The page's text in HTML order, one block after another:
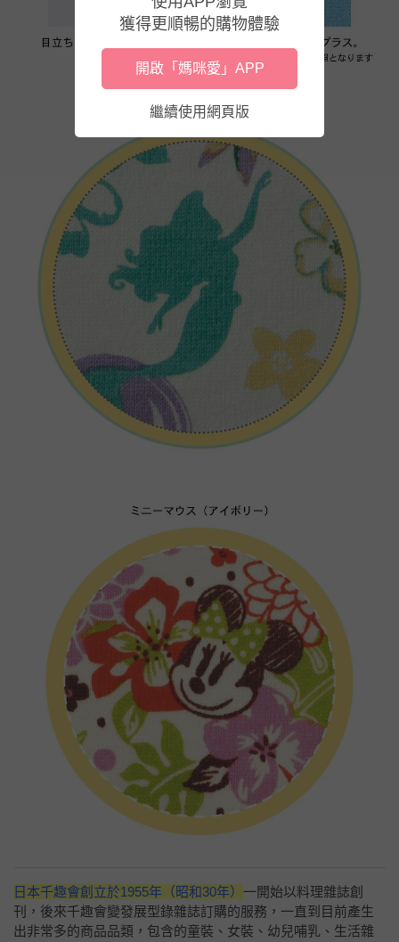
日本千趣會創立於1955年（昭和30年） 一開始以料理雜誌創
刊，後來千趣會變發展型錄雜誌訂購的服務，一直到目前產生
出非常多的商品品類，包含的童裝、女裝、幼兒哺乳、生活雜
獲得更順暢的購物體驗
開啟「媽咪愛」APP
繼續使用網頁版